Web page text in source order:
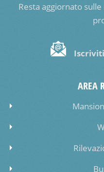
Resta aggiornato
AREA